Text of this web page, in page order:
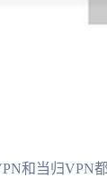
和当归VPN